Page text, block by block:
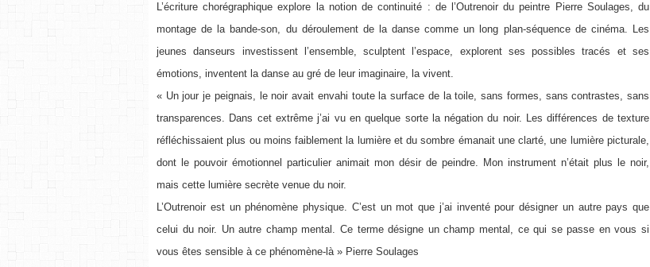
L’écriture chorégraphique explore la notion de continuité : de l’Outrenoir du peintre Pierre Soulages, du
montage de la bande-son, du déroulement de la danse comme un long plan-séquence de cinéma. Les
jeunes danseurs investissent l’ensemble, sculptent l’espace, explorent ses possibles tracés et ses
émotions, inventent la danse au gré de leur imaginaire, la vivent.
« Un jour je peignais, le noir avait envahi toute la surface de la toile, sans formes, sans contrastes, sans
transparences. Dans cet extrême j’ai vu en quelque sorte la négation du noir. Les différences de texture
réfléchissaient plus ou moins faiblement la lumière et du sombre émanait une clarté, une lumière picturale,
dont le pouvoir émotionnel particulier animait mon désir de peindre. Mon instrument n’était plus le noir,
mais cette lumière secrète venue du noir.
L’Outrenoir est un phénomène physique. C’est un mot que j’ai inventé pour désigner un autre pays que
celui du noir. Un autre champ mental. Ce terme désigne un champ mental, ce qui se passe en vous si
vous êtes sensible à ce phénomène-là » Pierre Soulages